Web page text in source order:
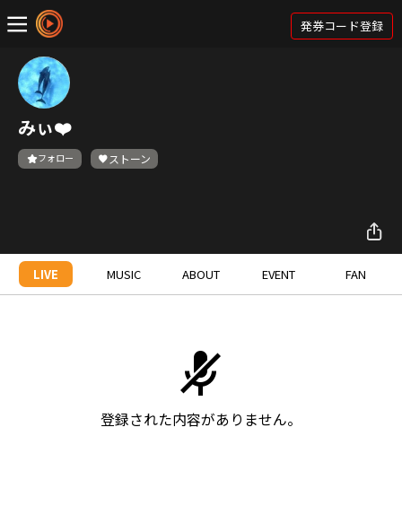
発券コード登録
みぃ❤️
フォロー ストーン
LIVE MUSIC ABOUT EVENT FAN
登録された内容がありません。